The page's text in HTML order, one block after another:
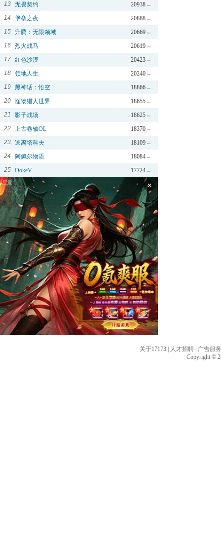
13
20938
无畏契约
14
20888
堡垒之夜
15
20669
升腾：无限领域
16
20619
烈火战马
17
20423
红色沙漠
18
20240
领地人生
19
18866
黑神话：悟空
20
18655
怪物猎人世界
21
18625
影子战场
22
18370
上古卷轴OL
23
18109
逃离塔科夫
24
18084
阿佩尔物语
25
17724
DokeV
×
关于17173 人才招聘
广告服务
Copyright ©